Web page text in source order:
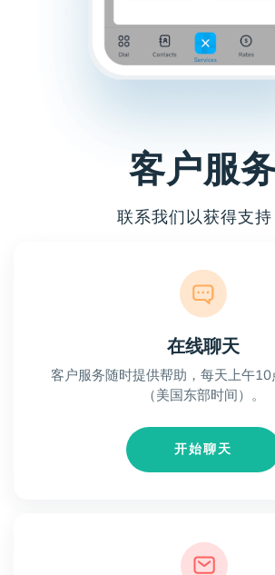
客户服
联系我们以获得支持
在线聊天
客户服务随时提供帮助，每天上午
（美国东部时间）。
开始聊天